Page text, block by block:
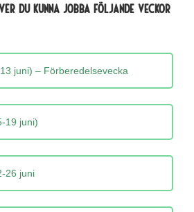
du kunna jobba följande veckor
juni) – Förberedelsevecka
19 juni)
26 juni